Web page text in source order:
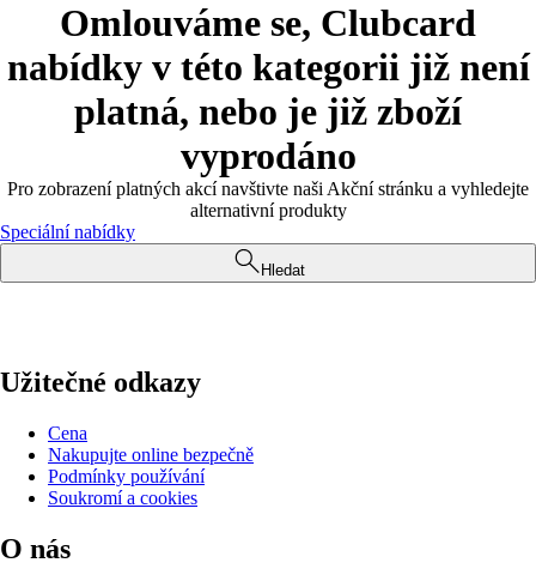
Omlouváme se, Clubcard
nabídky v této kategorii již není
platná, nebo je již zboží
vyprodáno
Pro zobrazení platných akcí navštivte naši Akční stránku a vyhledejte
alternativní produkty
Speciální nabídky
Hledat
Užitečné odkazy
Cena
Nakupujte online bezpečně
Podmínky používání
Soukromí a cookies
O nás